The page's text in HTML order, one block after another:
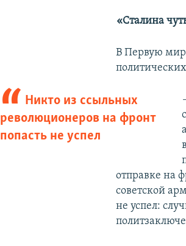
«Сталина
В Первую
Никто из ссыльных
революционеров на фронт
попасть не успел
отправке на
советской
не успел: